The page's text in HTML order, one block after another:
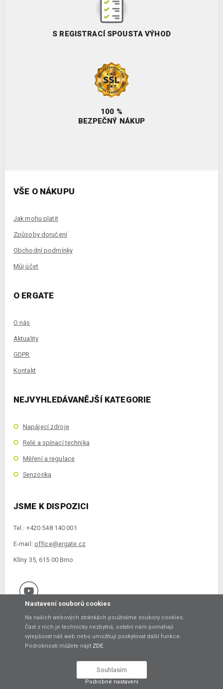
S REGISTRACÍ SPOUSTA VÝHOD
100 %
BEZPEČNÝ NÁKUP
VŠE O NÁKUPU
Jak mohu platit
Způsoby doručení
Obchodní podmínky
Můj účet
O ERGATE
O nás
Aktuality
GDPR
Kontakt
NEJVYHLEDÁVANĚJŠÍ KATEGORIE
Napájecí zdroje
Relé a spínací technika
Měření a regulace
Senzorika
JSME K DISPOZICI
Tel.: +420 548 140 001
E-mail: office@ergate.cz
Klíny 35, 615 00 Brno
Copyright © 2021 ERGATE Automation s.r.o., Klíny 35, 61500 Brno
Nastavení souborů cookies
Na našich webových stránkách používáme soubory cookies.
Část z nich je technicky nezbytná, ostatní nám pomáhají
vylepšovat náš web nebo umožňují poskytovat další funkce.
Podrobnosti můžete najít ZDE.
Souhlasím
Podrobné nastavení